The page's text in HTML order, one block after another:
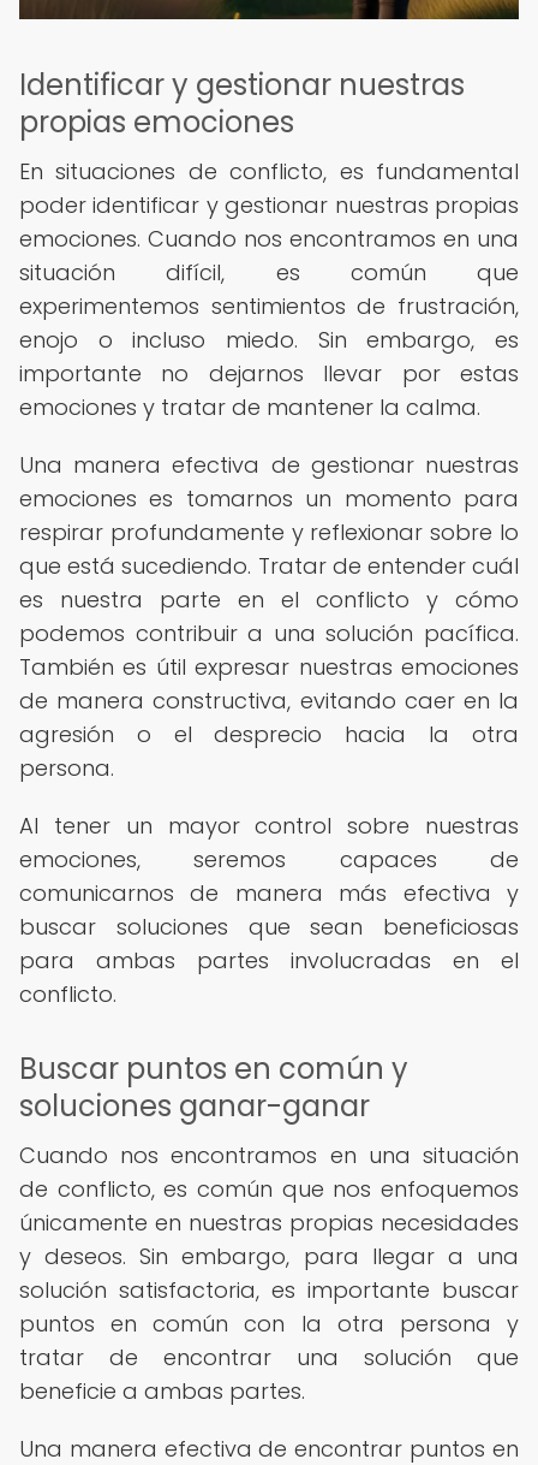
Identificar y gestionar nuestras
propias emociones
En situaciones de conflicto, es fundamental
poder identificar y gestionar nuestras propias
emociones. Cuando nos encontramos en una
situación difícil, es común que
experimentemos sentimientos de frustración,
enojo o incluso miedo. Sin embargo, es
importante no dejarnos llevar por estas
emociones y tratar de mantener la calma.
Una manera efectiva de gestionar nuestras
emociones es tomarnos un momento para
respirar profundamente y reflexionar sobre lo
que está sucediendo. Tratar de entender cuál
es nuestra parte en el conflicto y cómo
podemos contribuir a una solución pacífica.
También es útil expresar nuestras emociones
de manera constructiva, evitando caer en la
agresión o el desprecio hacia la otra
persona.
Al tener un mayor control sobre nuestras
emociones, seremos capaces de
comunicarnos de manera más efectiva y
buscar soluciones que sean beneficiosas
para ambas partes involucradas en el
conflicto.
Buscar puntos en común y
soluciones ganar-ganar
Cuando nos encontramos en una situación
de conflicto, es común que nos enfoquemos
únicamente en nuestras propias necesidades
y deseos. Sin embargo, para llegar a una
solución satisfactoria, es importante buscar
puntos en común con la otra persona y
tratar de encontrar una solución que
beneficie a ambas partes.
Una manera efectiva de encontrar puntos en